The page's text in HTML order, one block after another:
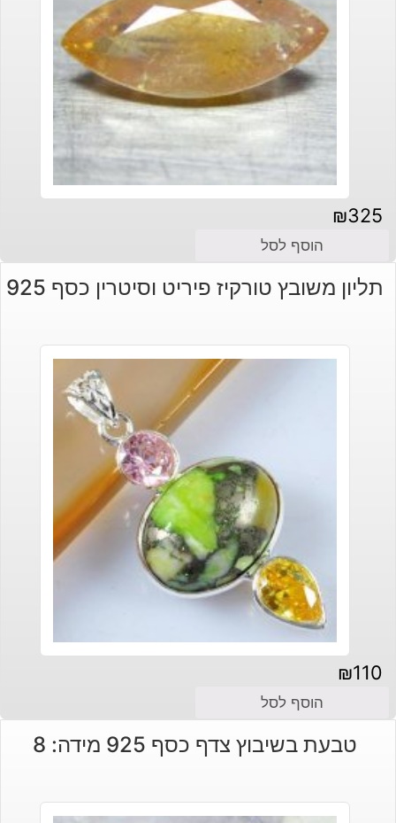
₪325
הוסף לסל
תליון משובץ טורקיז פיריט וסיטרין כסף 925
₪110
הוסף לסל
טבעת בשיבוץ צדף כסף 925 מידה: 8